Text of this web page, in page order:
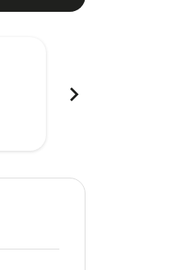
chevron_right
นอ
ข้อเสนอ
นหาข้อเสนอ
ค้นหาข้อเสนอ
ค้นหาข้อเสนอ
disclaimer. ค้นหาข้อเสนอ